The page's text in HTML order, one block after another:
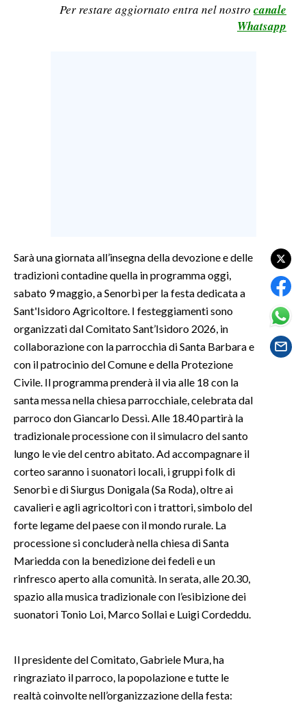
SPETTACOLI
SARDEGNA TURISMO
SARDI NEL MONDO
NOTIZIE
EVENTI
#CARAUNIONE
3 MINUTI CON
INSULARITÀ
INFO AZIENDE
ABBONATI
ANNUNCI
SPIAGGE
STORE
Per restare aggiornato entra nel nostro canale
Whatsapp
Sarà una giornata all’insegna della devozione e delle
tradizioni contadine quella in programma oggi,
sabato 9 maggio, a Senorbì per la festa dedicata a
Sant'Isidoro Agricoltore. I festeggiamenti sono
organizzati dal Comitato Sant’Isidoro 2026, in
collaborazione con la parrocchia di Santa Barbara e
con il patrocinio del Comune e della Protezione
Civile. Il programma prenderà il via alle 18 con la
santa messa nella chiesa parrocchiale, celebrata dal
parroco don Giancarlo Dessì. Alle 18.40 partirà la
tradizionale processione con il simulacro del santo
lungo le vie del centro abitato. Ad accompagnare il
corteo saranno i suonatori locali, i gruppi folk di
Senorbì e di Siurgus Donigala (Sa Roda), oltre ai
cavalieri e agli agricoltori con i trattori, simbolo del
forte legame del paese con il mondo rurale. La
processione si concluderà nella chiesa di Santa
Mariedda con la benedizione dei fedeli e un
rinfresco aperto alla comunità. In serata, alle 20.30,
spazio alla musica tradizionale con l’esibizione dei
suonatori Tonio Loi, Marco Sollai e Luigi Cordeddu.
Il presidente del Comitato, Gabriele Mura, ha
ringraziato il parroco, la popolazione e tutte le
realtà coinvolte nell’organizzazione della festa: